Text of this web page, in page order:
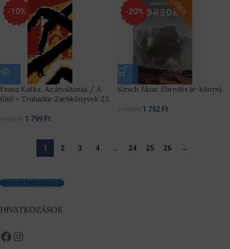
-10%
Franz Kafka: Az átváltozás / A
fűtő – Trubadúr Zsebkönyvek 23.
1 799 Ft
-20%
Kirsch Ákos: Ébredés (e-könyv)
1 752 Ft
1 2 3 4 … 24 25 26 →
Hírlevél feliratkozás
HIVATKOZÁSOK